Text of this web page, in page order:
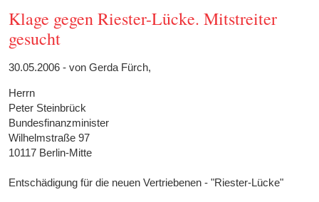
Klage gegen Riester-Lücke. Mitstreiter
gesucht
30.05.2006 - von Gerda Fürch,
Herrn
Peter Steinbrück
Bundesfinanzminister
Wilhelmstraße 97
10117 Berlin-Mitte
Entschädigung für die neuen Vertriebenen - "Riester-Lücke"